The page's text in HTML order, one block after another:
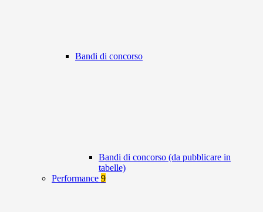
Bandi di concorso
Bandi di concorso (da pubblicare in
tabelle)
Performance 9